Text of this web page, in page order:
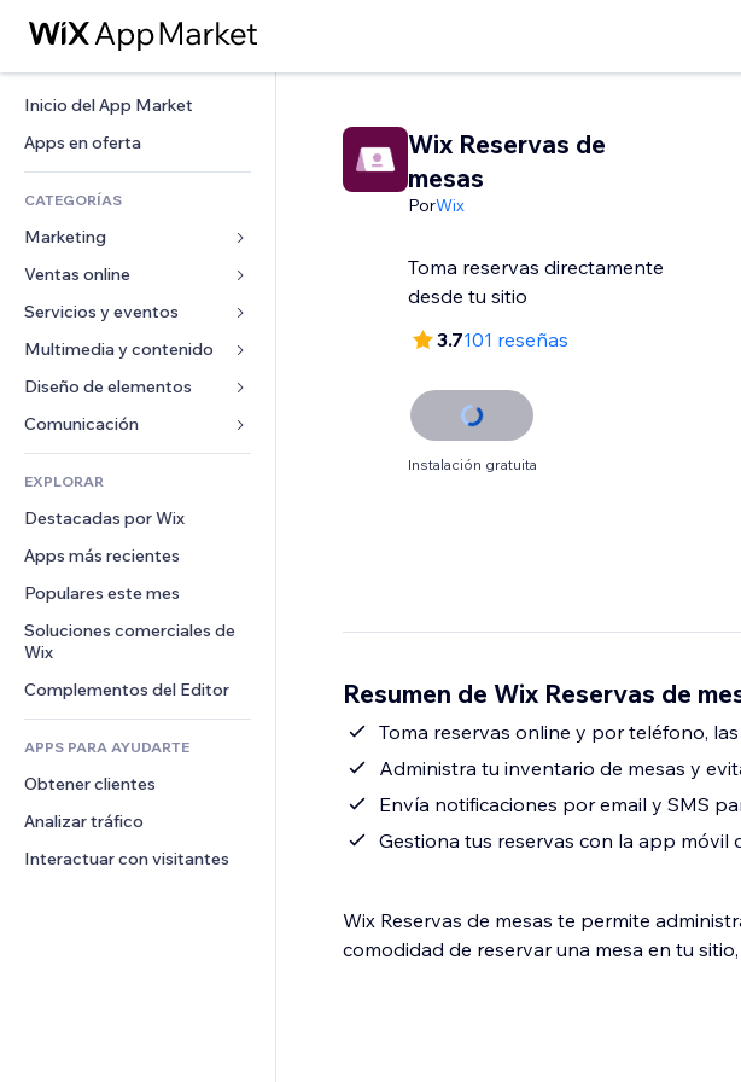
Inicio del App Market
Apps en oferta
CATEGORÍAS
Marketing
Anuncios
Móvil
Analíticas
Anuncios del sitio
Email
Ventas online
Apps para tiendas
Envíos y entregas
Botones de venta
Contabilidad
Cupones y fidelización
Almacenamiento de mercancía
Crowdfunding
Alimentos y bebidas
Servicios y eventos
Hoteles
Eventos
Restaurantes
Inmobiliarias
Reservas
Multimedia y contenido
Galerías
Música
Pódcast
Fotografía
Video
PDF
Compartir archivos
Noticias
Servicios de contenido
Efectos de texto
Diseño de elementos
Mapas y navegación
Privacidad y seguridad
Reloj
Plantillas para páginas
Efectos de imágenes
Botones y menús
Banners e insignias
Calculadoras
Buscar
Formularios
Encuestas
Chat
Comentarios
Teléfono
Comunidad
Reseñas y testimonios
EXPLORAR
Destacadas por Wix
Apps más recientes
Populares este mes
Soluciones comerciales de
Wix
Complementos del Editor
APPS PARA AYUDARTE
Obtener clientes
Analizar tráfico
Interactuar con visitantes
Wix Reservas de
mesas
PorWix
Toma reservas directamente
desde tu sitio
3.7101 reseñas
Instalación gratuita
Resumen de Wix Reservas de
Toma reservas online y por teléfono,
Administra tu inventario de mesas y
Envía notificaciones por email y SMS
Gestiona tus reservas con la app móvil
Wix Reservas de mesas te permite
comodidad de reservar una mesa en tu